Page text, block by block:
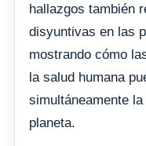
hallazgos también
disyuntivas en las
mostrando cómo
la salud humana
simultáneamente
planeta.